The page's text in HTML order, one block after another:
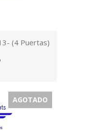
(4 Puertas)
AGOTADO